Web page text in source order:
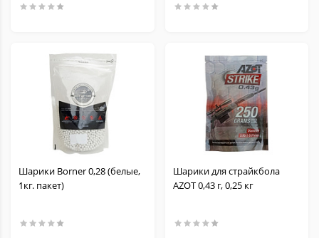
Шарики Borner 0,28 (белые,
1кг. пакет)
Шарики для страйкбола
AZOT 0,43 г, 0,25 кг